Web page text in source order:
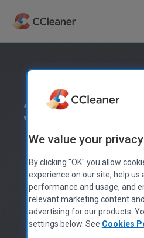
เนื้อหา
CCleaner
Kamo
CCleaner Browser
Recuva
Speccy
แอพมือถือ
CCleaner สำหรับ Android
ดาวน์โหลด
ดาวน์โหลด CCleaner
ดาวน์โหลด CCleaner สำหรับ Mac
ดาวน์โหลด Defraggler
ดาวน์โหลด Recuva
ดาวน์โหลด Speccy
การสนับสนุนสินค้า
คีย์ใบอนุญาตหาย
ศูนย์ช่วยเหลือ
ฟอรัมชุมชน
เกี่ยวกับเรา
ข้อมูลบริษัท
บล็อก
3 วิธีทำใ
ขึ้น
2.5 พันล้าน ดาวน์โ
เริ่มการสแ
We value your privacy
By clicking "OK" you allow
experience on our site, help us
performance and usage, and
relevant marketing content
advertising for our products.
settings below. See Cookies